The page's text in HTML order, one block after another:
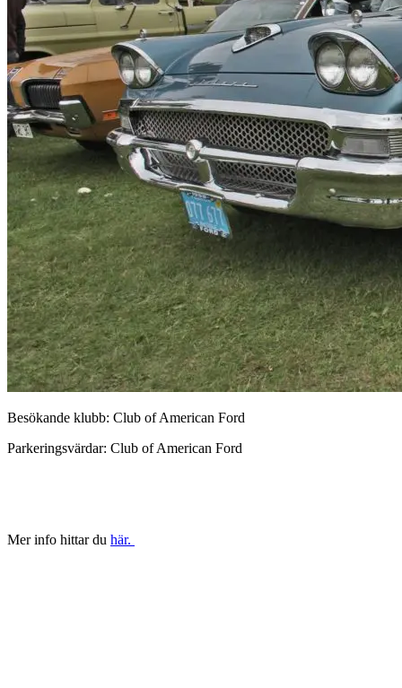
Besökande klubb: Club of American Ford
Parkeringsvärdar: Club of American Ford
Mer info hittar du här.